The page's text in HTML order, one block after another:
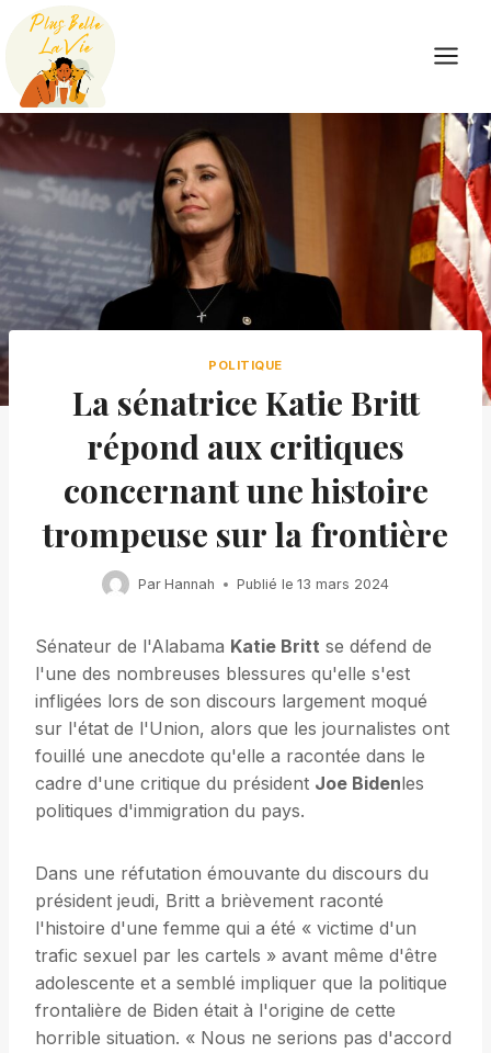
Skip
content
POLITIQUE
La sénatrice Katie Britt
répond aux critiques
concernant une histoire
trompeuse sur la frontière
Par Hannah Publié le 13 mars 2024
Sénateur de l'Alabama Katie Britt se défend de
l'une des nombreuses blessures qu'elle s'est
infligées lors de son discours largement moqué
sur l'état de l'Union, alors que les journalistes ont
fouillé une anecdote qu'elle a racontée dans le
cadre d'une critique du président Joe Bidenles
politiques d'immigration du pays.
Dans une réfutation émouvante du discours du
président jeudi, Britt a brièvement raconté
l'histoire d'une femme qui a été « victime d'un
trafic sexuel par les cartels » avant même d'être
adolescente et a semblé impliquer que la politique
frontalière de Biden était à l'origine de cette
horrible situation. « Nous ne serions pas d'accord